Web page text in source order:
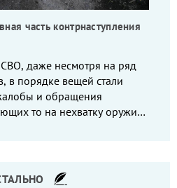
часть контрнаступления
даже несмотря на ряд
в порядке вещей стали
и обращения
то на нехватку оружия,